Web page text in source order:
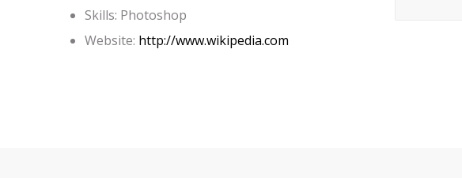
Skills: Photoshop
Website: http://www.wikipedia.com